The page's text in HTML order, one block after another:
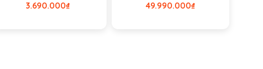
₫
3.690.000 ₫
49.990.000